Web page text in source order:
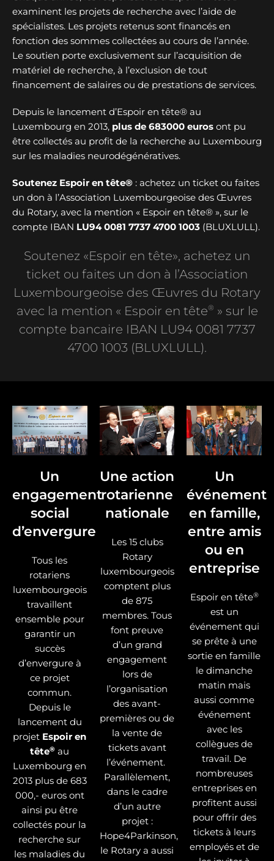
examinent les projets de recherche avec l’aide de
spécialistes. Les projets retenus sont financés en
fonction des sommes collectées au cours de l’année.
Le soutien porte exclusivement sur l’acquisition de
matériel de recherche, à l’exclusion de tout
financement de salaires ou de prestations de services.
Depuis le lancement d’Espoir en tête® au
Luxembourg en 2013, plus de 683000 euros ont pu
être collectés au profit de la recherche au Luxembourg
sur les maladies neurodégénératives.
Soutenez Espoir en tête® : achetez un ticket ou faites
un don à l’Association Luxembourgeoise des Œuvres
du Rotary, avec la mention « Espoir en tête® », sur le
compte IBAN LU94 0081 7737 4700 1003 (BLUXLULL).
Soutenez «Espoir en tête», achetez un
ticket ou faites un don à l’Association
Luxembourgeoise des Œuvres du Rotary
avec la mention « Espoir en tête® » sur le
compte bancaire IBAN LU94 0081 7737
4700 1003 (BLUXLULL).
Un
engagement
social
d’envergure
Tous les
rotariens
luxembourgeois
travaillent
ensemble pour
garantir un
succès
d’envergure à
ce projet
commun.
Depuis le
lancement du
projet Espoir en
tête® au
Luxembourg en
2013 plus de 683
000,- euros ont
ainsi pu être
collectés pour la
recherche sur
les maladies du
Une action
rotarienne
nationale
Les 15 clubs
Rotary
luxembourgeois
comptent plus
de 875
membres. Tous
font preuve
d’un grand
engagement
lors de
l’organisation
des avant-
premières ou de
la vente de
tickets avant
l’événement.
Parallèlement,
dans le cadre
d’un autre
projet :
Hope4Parkinson,
le Rotary a aussi
Un
événement
en famille,
entre amis
ou en
entreprise
Espoir en tête®
est un
événement qui
se prête à une
sortie en famille
le dimanche
matin mais
aussi comme
événement
avec les
collègues de
travail. De
nombreuses
entreprises en
profitent aussi
pour offrir des
tickets à leurs
employés et de